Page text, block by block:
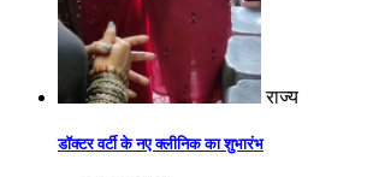
राज्य
डॉक्टर वर्टी के नए क्लीनिक का शुभारंभ